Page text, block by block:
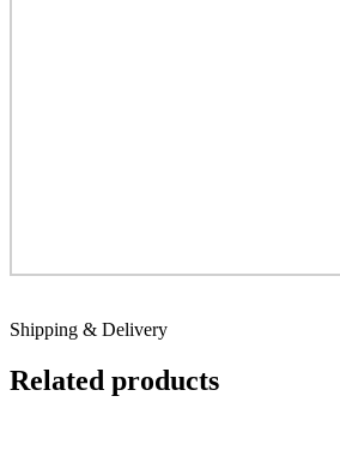
Shipping & Delivery
Related products